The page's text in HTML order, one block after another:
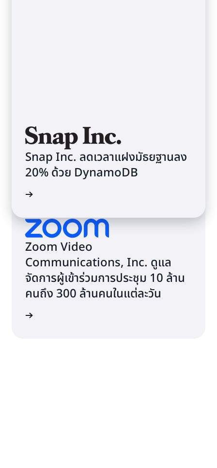
Snap Inc. ลดเวลาแฝงมัธยฐานลง
20% ด้วย DynamoDB
Zoom Video
Communications, Inc. ดูแล
จัดการผู้เข้าร่วมการประชุม 10 ล้าน
คนถึง 300 ล้านคนในแต่ละวัน